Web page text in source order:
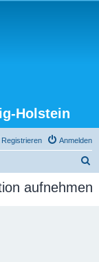
Holstein
Anmelden
Registrieren
c
aufnehmen